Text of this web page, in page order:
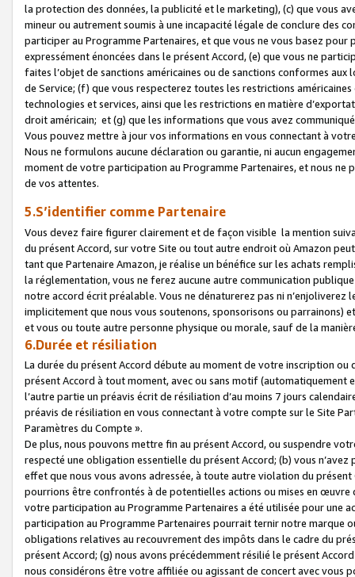
la protection des données, la publicité et le marketing), (c) que vous
mineur ou autrement soumis à une incapacité légale de conclure des
participer au Programme Partenaires, et que vous ne vous basez
expressément énoncées dans le présent Accord, (e) que vous ne
faites l’objet de sanctions américaines ou de sanctions conformes
de Service; (f) que vous respecterez toutes les restrictions
technologies et services, ainsi que les restrictions en matière
droit américain; et (g) que les informations que vous avez
Vous pouvez mettre à jour vos informations en vous connectant à
Nous ne formulons aucune déclaration ou garantie, ni aucun
moment de votre participation au Programme Partenaires, et nous
de vos attentes.
5.S’identifier comme Partenaire
Vous devez faire figurer clairement et de façon visible la mention
du présent Accord, sur votre Site ou tout autre endroit où Amazon
tant que Partenaire Amazon, je réalise un bénéfice sur les achats
la réglementation, vous ne ferez aucune autre communication
notre accord écrit préalable. Vous ne dénaturerez pas ni
implicitement que nous vous soutenons, sponsorisons ou parrainons)
et vous ou toute autre personne physique ou morale, sauf de la
6.Durée et résiliation
La durée du présent Accord débute au moment de votre inscription
présent Accord à tout moment, avec ou sans motif (automatiquement
l’autre partie un préavis écrit de résiliation d’au moins 7 jours
préavis de résiliation en vous connectant à votre compte sur le Site
Paramètres du Compte ».
De plus, nous pouvons mettre fin au présent Accord, ou suspendre
respecté une obligation essentielle du présent Accord; (b) vous
effet que nous vous avons adressée, à toute autre violation du
pourrions être confrontés à de potentielles actions ou mises en
votre participation au Programme Partenaires a été utilisée pour une
participation au Programme Partenaires pourrait ternir notre marque
obligations relatives au recouvrement des impôts dans le cadre du
présent Accord; (g) nous avons précédemment résilié le présent
nous considérons être votre affiliée ou agissant de concert avec vous